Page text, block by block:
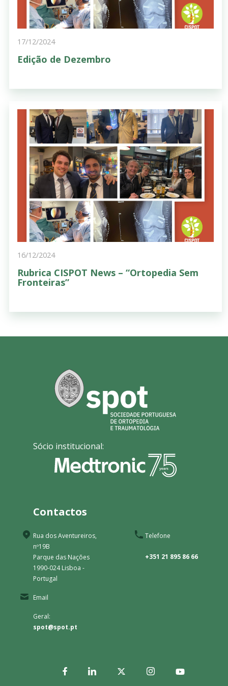
17/12/2024
Edição de Dezembro
16/12/2024
Rubrica CISPOT News – “Ortopedia Sem
Fronteiras”
Sócio institucional:
Contactos
Rua dos Aventureiros,
nº19B
Parque das Nações
1990-024 Lisboa -
Portugal
Telefone
+351 21 895 86 66
Email
Geral:
spot@spot.pt